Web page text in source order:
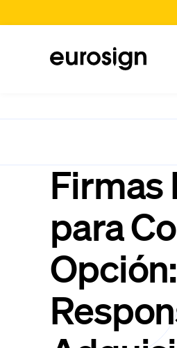
Firmas
para